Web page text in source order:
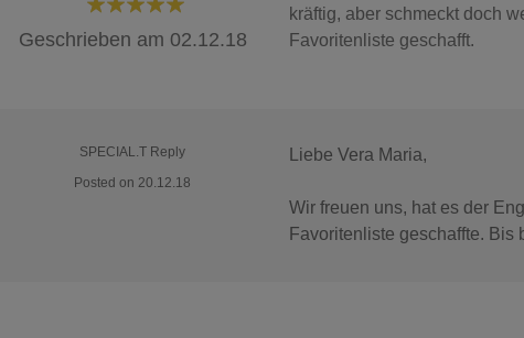
Geschrieben am 02.12.18
kräftig, aber schmeckt doch
Favoritenliste geschafft.
SPECIAL.T Reply
Posted on 20.12.18
Liebe Vera Maria,
Wir freuen uns, hat es der
Favoritenliste geschaffte. Bis